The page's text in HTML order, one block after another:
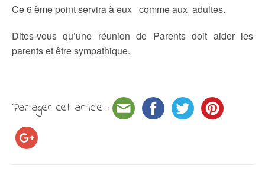
Ce 6 ème point servira à eux comme aux adultes.
Dites-vous qu’une réunion de Parents doit aider les
parents et être sympathique.
Partager cet article :